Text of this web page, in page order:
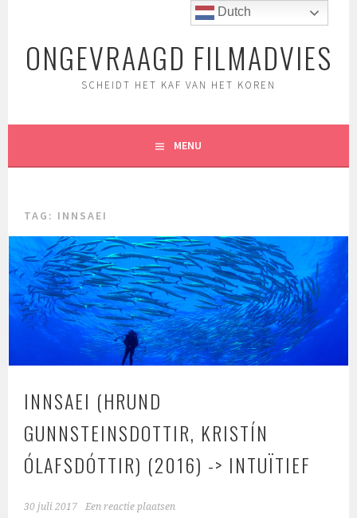
inhoudONGEVRAAGD FILMADVIES
SCHEIDT HET KAF VAN HET KOREN
MENU
TAG: INNSAEI
INNSAEI (HRUND
GUNNSTEINSDOTTIR, KRISTÍN
ÓLAFSDÓTTIR) (2016) -> INTUÏTIEF
30 juli 2017 Een reactie plaatsen
Dutch